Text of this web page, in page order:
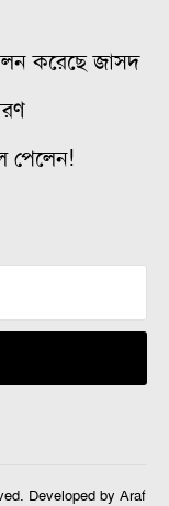
করেছে জাসদ
পেলেন!
Developed by Araf